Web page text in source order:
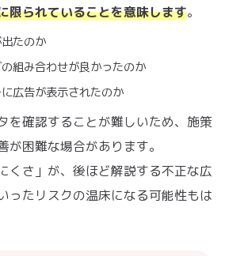
限られていることを意味します。
たのか
組み合わせが良かったのか
広告が表示されたのか
を確認することが難しいため、施策
が困難な場合があります。
くさ」が、後ほど解説する不正な広
ったリスクの温床になる可能性もは